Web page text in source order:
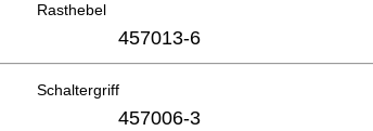
Rasthebel
457013-6
Schaltergriff
457006-3